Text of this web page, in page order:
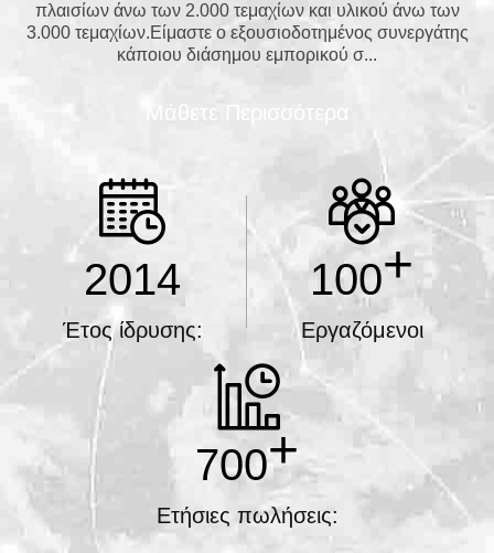
πλαισίων άνω των 2.000 τεμαχίων και υλικού άνω των
3.000 τεμαχίων.Είμαστε ο εξουσιοδοτημένος συνεργάτης
κάποιου διάσημου εμπορικού σ...
Μάθετε Περισσότερα
2014
Έτος ίδρυσης:
100+
Εργαζόμενοι
700+
Ετήσιες πωλήσεις: